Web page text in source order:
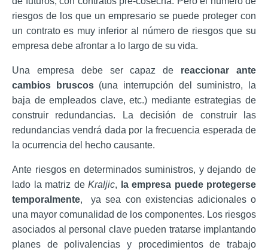
riesgos de los que un empresario se puede proteger con
un contrato es muy inferior al número de riesgos que su
empresa debe afrontar a lo largo de su vida.
Una empresa debe ser capaz de reaccionar ante
cambios bruscos(una interrupción del suministro, la
baja de empleados clave, etc.) mediante estrategias de
construir redundancias.
La decisión de construir las
redundancias vendrá dada por la frecuencia esperada de
la ocurrencia del hecho causante.
Ante riesgos en determinados suministros, y dejando de
lado la matriz de Kraljic,
la empresa puede protegerse
temporalmente,
ya sea con existencias adicionales o
una mayor comunalidad de los componentes. Los riesgos
asociados al personal clave pueden tratarse implantando
planes de polivalencias y procedimientos de trabajo